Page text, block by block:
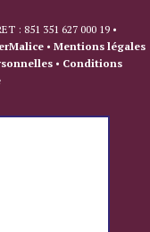
: 851 351 627 000 19 •
• Mentions légales
• Conditions